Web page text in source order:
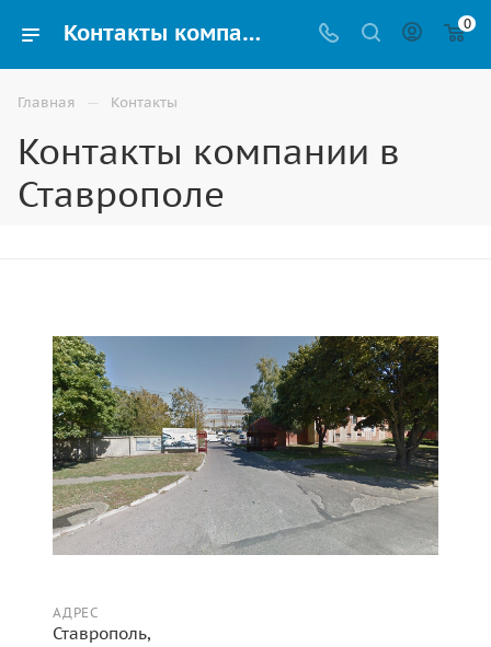
Контакты компании в Ставрополе 0
Главная — Контакты
Контакты компании в
Ставрополе
АДРЕС
Ставрополь,